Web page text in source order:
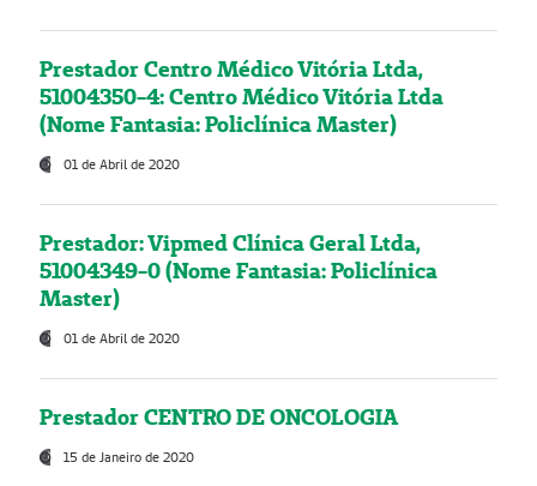
Prestador Centro Médico Vitória Ltda,
51004350-4: Centro Médico Vitória Ltda
(Nome Fantasia: Policlínica Master)
01 de Abril de 2020
Prestador: Vipmed Clínica Geral Ltda,
51004349-0 (Nome Fantasia: Policlínica
Master)
01 de Abril de 2020
Prestador CENTRO DE ONCOLOGIA
15 de Janeiro de 2020